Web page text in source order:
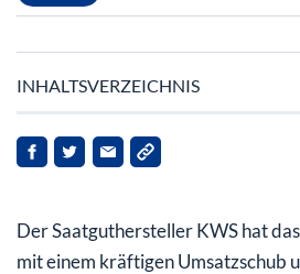
INHALTSVERZEICHNIS
Einer der größten
Bankanalysten sehen deutliches
Der Saatguthersteller KWS hat
mit einem kräftigen Umsatzschub